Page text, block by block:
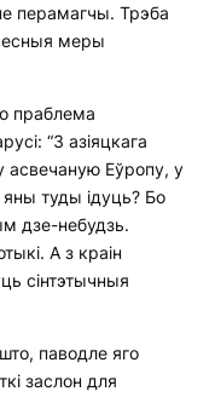
перамагчы. Трэба
меры
праблема
“З азіяцкага
асвечаную Еўропу, у
яны туды ідуць? Бо
дзе-небудзь.
А з краін
сінтэтычныя
паводле яго
заслон для